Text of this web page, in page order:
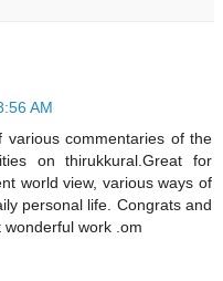
AM
various commentaries of the
on thirukkural.Great for
world view, various ways of
personal life. Congrats and
work .om